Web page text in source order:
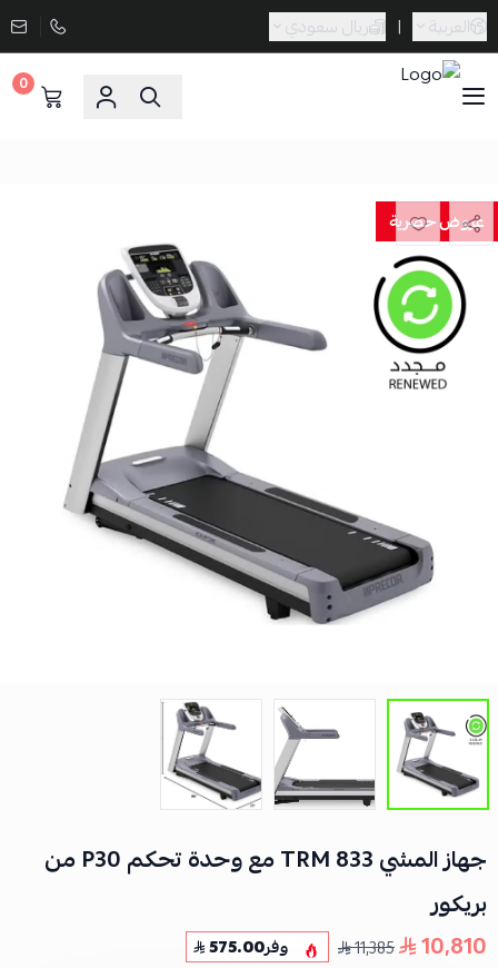
العربية | ريال سعودي
0
عروض حصرية
جهاز المشي TRM 833 مع وحدة تحكم P30 من
بريكور
10,810
11,385 وفر575.00